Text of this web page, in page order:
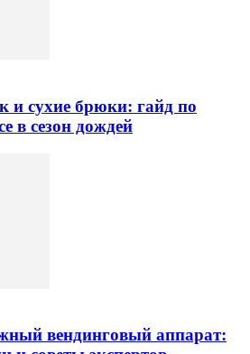
и сухие брюки: гайд по
в сезон дождей
вендинговый аппарат: